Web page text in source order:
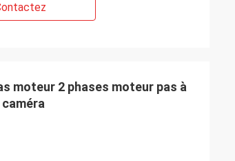
moteur 2 phases moteur pas à